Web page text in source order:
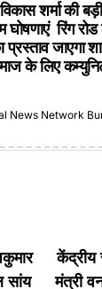
शर्मा की
रिंग रोड
जाएगा
के लिए
News Network
सांय
केंद्रीय
मंत्री